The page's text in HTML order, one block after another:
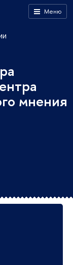
Меню
мнения